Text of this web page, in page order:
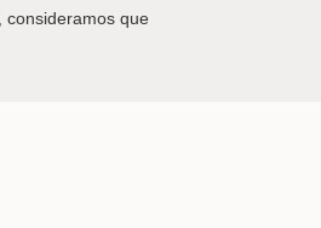
consideramos que